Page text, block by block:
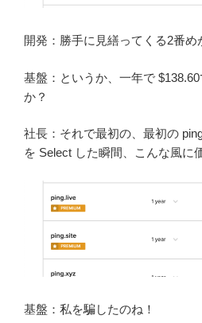
開発：勝手に見繕ってくる2番め
基盤：というか、一年で
か？
社長：それで最初の、最初の
を Select した瞬間、こんな風に
基盤：私を騙したのね！